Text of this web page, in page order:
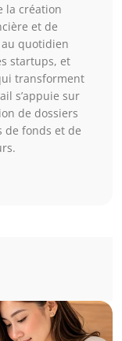
la création
et de
quotidien
startups, et
transforment
s’appuie sur
de dossiers
de fonds et de